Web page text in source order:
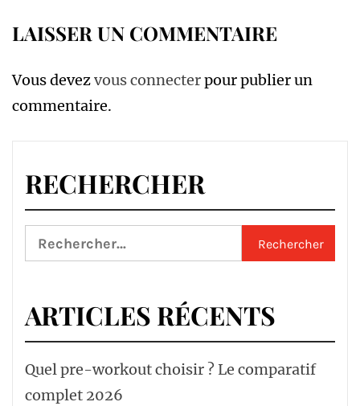
LAISSER UN COMMENTAIRE
Vous devezvous connecterpour publier un
commentaire.
RECHERCHER
Rechercher :
ARTICLES RÉCENTS
Quel pre-workout choisir ? Le comparatif
complet 2026